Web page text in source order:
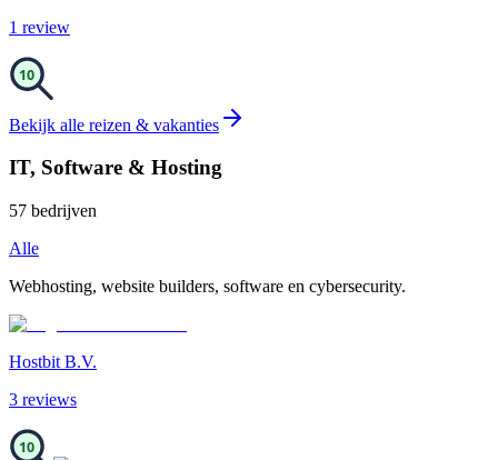
1 review
10
Bekijk alle reizen & vakanties
IT, Software & Hosting
57 bedrijven
Alle
Webhosting, website builders, software en cybersecurity.
Hostbit B.V.
3 reviews
10